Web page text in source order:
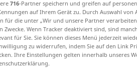
;keinpl>
716-Partner speichern und greifen auf
auf Ihrem Gerät zu. Durch Auswahl von
für die unter „Wir und unsere Partner
Zwecke. Wenn Tracker deaktiviert sind, sind
für Sie. Sie können dieses Menü jederzeit
zu widerrufen, indem Sie auf den Link
Ihre Einstellungen gelten innerhalb unseres